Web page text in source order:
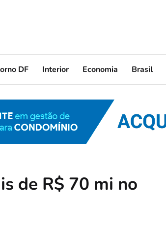
DF Interior Economia Brasil
de R$ 70 mi no